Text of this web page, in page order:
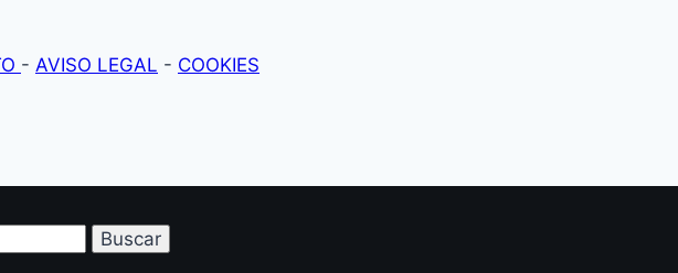
- AVISO LEGAL - COOKIES